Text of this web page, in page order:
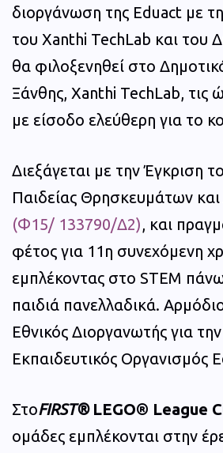
διοργάνωση της Eduact με
του Xanthi TechLab και του
θα φιλοξενηθεί στο
Ξάνθης, Xanthi TechLab, τις
με είσοδο ελεύθερη για το
Διεξάγεται με την Έγκριση
Παιδείας Θρησκευμάτων
(Φ15/ 133790/Δ2), και
φέτος για 11η συνεχόμενη
εμπλέκοντας στο STEM
παιδιά πανελλαδικά.
Εθνικός Διοργανωτής για
Εκπαιδευτικός Οργανισμός
ΣτοFIRST®LEGO® League
ομάδες εμπλέκονται στην